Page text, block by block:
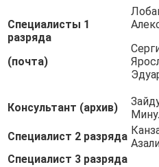
Специалисты 1
разряда
(почта)
Консультант (архив)
Специалист 2 разряда
Специалист 3 разряда